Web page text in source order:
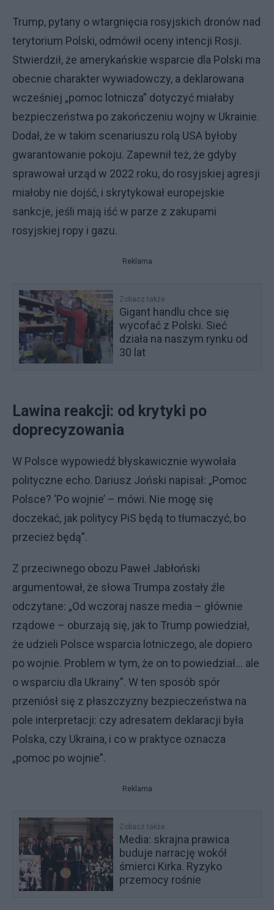
Trump, pytany o wtargnięcia rosyjskich dronów nad
terytorium Polski, odmówił oceny intencji Rosji.
Stwierdził, że amerykańskie wsparcie dla Polski ma
obecnie charakter wywiadowczy, a deklarowana
wcześniej „pomoc lotnicza” dotyczyć miałaby
bezpieczeństwa po zakończeniu wojny w Ukrainie.
Dodał, że w takim scenariuszu rolą USA byłoby
gwarantowanie pokoju. Zapewnił też, że gdyby
sprawował urząd w 2022 roku, do rosyjskiej agresji
miałoby nie dojść, i skrytykował europejskie
sankcje, jeśli mają iść w parze z zakupami
rosyjskiej ropy i gazu.
Reklama
Zobacz także
Gigant handlu chce się
wycofać z Polski. Sieć
działa na naszym rynku od
30 lat
Lawina reakcji: od krytyki po
doprecyzowania
W Polsce wypowiedź błyskawicznie wywołała
polityczne echo. Dariusz Joński napisał: „Pomoc
Polsce? ‘Po wojnie’ – mówi. Nie mogę się
doczekać, jak politycy PiS będą to tłumaczyć, bo
przecież będą”.
Z przeciwnego obozu Paweł Jabłoński
argumentował, że słowa Trumpa zostały źle
odczytane: „Od wczoraj nasze media – głównie
rządowe – oburzają się, jak to Trump powiedział,
że udzieli Polsce wsparcia lotniczego, ale dopiero
po wojnie. Problem w tym, że on to powiedział… ale
o wsparciu dla Ukrainy”. W ten sposób spór
przeniósł się z płaszczyzny bezpieczeństwa na
pole interpretacji: czy adresatem deklaracji była
Polska, czy Ukraina, i co w praktyce oznacza
„pomoc po wojnie”.
Reklama
Zobacz także
Media: skrajna prawica
buduje narrację wokół
śmierci Kirka. Ryzyko
przemocy rośnie